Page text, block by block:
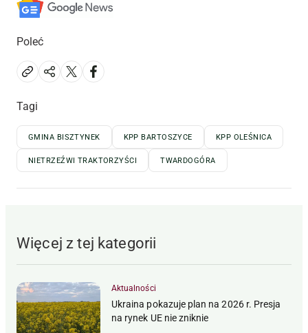
Poleć
Tagi
GMINA BISZTYNEK KPP BARTOSZYCE KPP OLEŚNICA
NIETRZEŹWI TRAKTORZYŚCI TWARDOGÓRA
Więcej z tej kategorii
Aktualności
Ukraina pokazuje plan na 2026 r. Presja
na rynek UE nie zniknie